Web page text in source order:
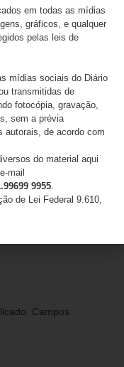
no
mulher e a
de apoio
Campos
em todas as mídias
gráficos, e qualquer
pelas leis de
mídias sociais do Diário
transmitidas de
fotocópia, gravação,
sem a prévia
autorais, de acordo com
do material aqui
mail
9955
de Lei Federal 9.610,